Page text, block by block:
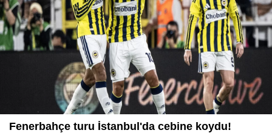
Fenerbahçe turu İstanbul'da cebine koydu!